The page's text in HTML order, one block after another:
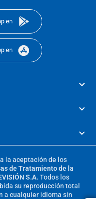
en
en
la aceptación de los
de Tratamiento de la
S.A. Todos los
su reproducción total
a cualquier idioma sin